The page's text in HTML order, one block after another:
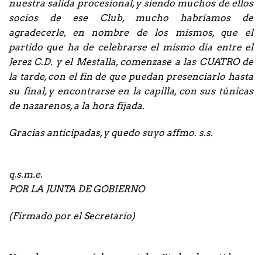
nuestra salida procesional, y siendo muchos de ellos
socios de ese Club, mucho habríamos de
agradecerle, en nombre de los mismos, que el
partido que ha de celebrarse el mismo día entre el
Jerez C.D. y el Mestalla, comenzase a las CUATRO de
la tarde, con el fin de que puedan presenciarlo hasta
su final, y encontrarse en la capilla, con sus túnicas
de nazarenos, a la hora fijada.
Gracias anticipadas, y quedo suyo affmo. s.s.
q.s.m.e.
POR LA JUNTA DE GOBIERNO
(Firmado por el Secretario)